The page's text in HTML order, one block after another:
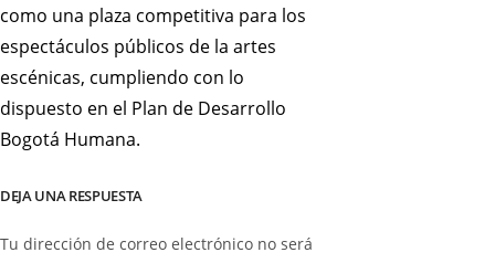
como una plaza competitiva para los
espectáculos públicos de la artes
escénicas, cumpliendo con lo
dispuesto en el Plan de Desarrollo
Bogotá Humana.
DEJA UNA RESPUESTA
Tu dirección de correo electrónico no será